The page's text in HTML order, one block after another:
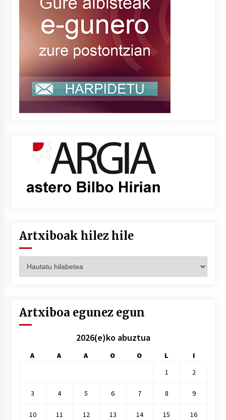
Artxiboak hilez hile
hilez
Artxiboa egunez egun
2026(e)ko abuztua
A A A O O L
I
1
2
3 4 5 6 7 8 9
10 11 12 13 14 15 16